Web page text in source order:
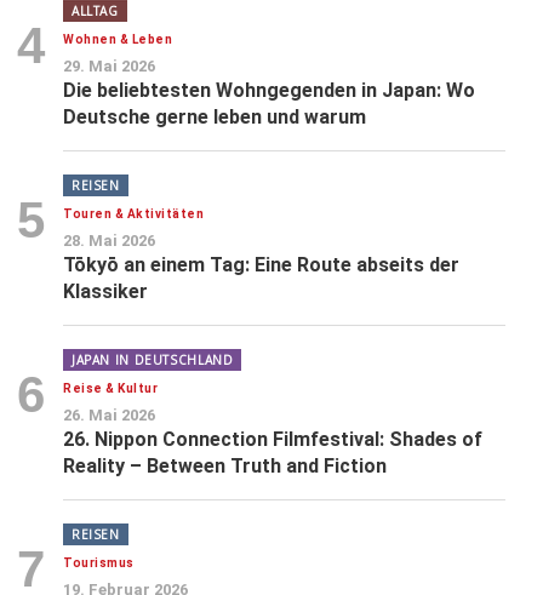
4
ALLTAG
Wohnen & Leben
29. Mai 2026
Die beliebtesten Wohngegenden in Japan: Wo
Deutsche gerne leben und warum
5
REISEN
Touren & Aktivitäten
28. Mai 2026
Tōkyō an einem Tag: Eine Route abseits der
Klassiker
6
JAPAN IN DEUTSCHLAND
Reise & Kultur
26. Mai 2026
26. Nippon Connection Filmfestival: Shades of
Reality – Between Truth and Fiction
7
REISEN
Tourismus
19. Februar 2026